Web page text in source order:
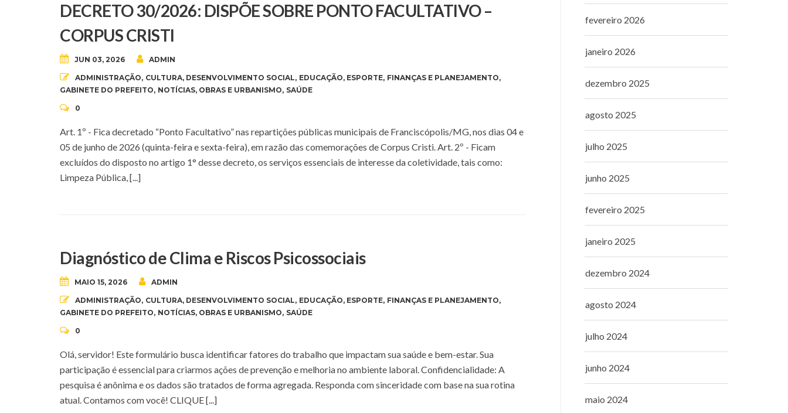
DECRETO 30/2026: DISPÕE SOBRE PONTO FACULTATIVO –
CORPUS CRISTI
JUN 03, 2026 ADMIN
ADMINISTRAÇÃO, CULTURA, DESENVOLVIMENTO SOCIAL, EDUCAÇÃO, ESPORTE, FINANÇAS E PLANEJAMENTO,
GABINETE DO PREFEITO, NOTÍCIAS, OBRAS E URBANISMO, SAÚDE
0
Art. 1º - Fica decretado “Ponto Facultativo” nas repartições públicas municipais de Franciscópolis/MG, nos dias 04 e
05 de junho de 2026 (quinta-feira e sexta-feira), em razão das comemorações de Corpus Cristi. Art. 2º - Ficam
excluídos do disposto no artigo 1° desse decreto, os serviços essenciais de interesse da coletividade, tais como:
Limpeza Pública, [...]
Diagnóstico de Clima e Riscos Psicossociais
MAIO 15, 2026 ADMIN
ADMINISTRAÇÃO, CULTURA, DESENVOLVIMENTO SOCIAL, EDUCAÇÃO, ESPORTE, FINANÇAS E PLANEJAMENTO,
GABINETE DO PREFEITO, NOTÍCIAS, OBRAS E URBANISMO, SAÚDE
0
Olá, servidor! Este formulário busca identificar fatores do trabalho que impactam sua saúde e bem-estar. Sua
participação é essencial para criarmos ações de prevenção e melhoria no ambiente laboral. Confidencialidade: A
pesquisa é anônima e os dados são tratados de forma agregada. Responda com sinceridade com base na sua rotina
atual. Contamos com você! CLIQUE [...]
fevereiro 2026
janeiro 2026
dezembro 2025
agosto 2025
julho 2025
junho 2025
fevereiro 2025
janeiro 2025
dezembro 2024
agosto 2024
julho 2024
junho 2024
maio 2024